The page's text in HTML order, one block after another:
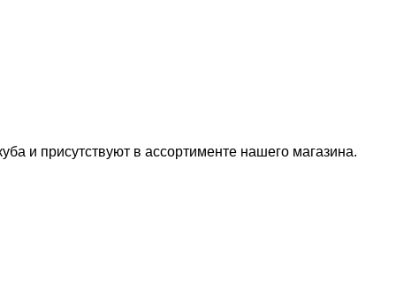
и присутствуют в ассортименте нашего магазина.